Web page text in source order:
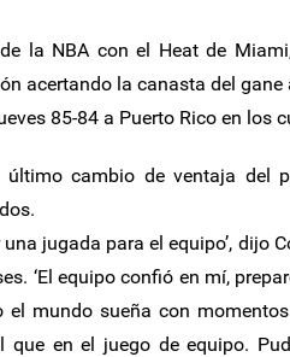
la NBA con el Heat de
acertando la canasta del
85-84 a Puerto Rico en los
último cambio de ventaja del
una jugada para el equipo’, dijo
‘El equipo confió en mí,
el mundo sueña con
que en el juego de equipo.